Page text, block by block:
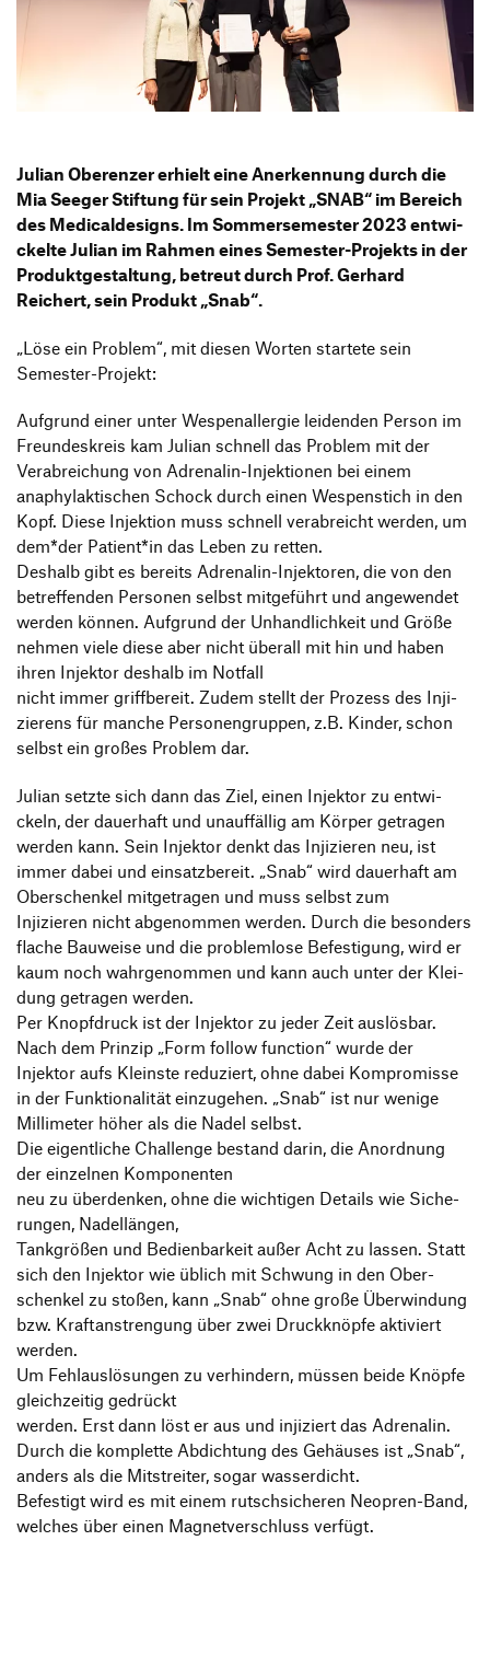
Informationsveranstaltungen
Julian Oberenzer erhielt eine Aner­ken­nung durch die
Mia Seeger Stif­tung für sein Projekt „SNAB“ im Bereich
des Medi­cal­de­signs. Im Sommer­se­mester 2023 entwi­
ckelte Julian im Rahmen eines Semester-Projekts in der
Produkt­ge­stal­tung, betreut durch Prof. Gerhard
Reichert, sein Produkt „Snab“.
„Löse ein Problem“, mit diesen Worten star­tete sein
Semester-Projekt:
Aufgrund einer unter Wespen­all­ergie leidenden Person im
Freun­des­kreis kam Julian schnell das Problem mit der
Verab­rei­chung von Adre­nalin-Injek­tionen bei einem
anaphy­lak­ti­schen Schock durch einen Wespen­stich in den
Kopf. Diese Injek­tion muss schnell verab­reicht werden, um
dem*der Patient*in das Leben zu retten.
Deshalb gibt es bereits Adre­nalin-Injek­toren, die von den
betref­fenden Personen selbst mitge­führt und ange­wendet
werden können. Aufgrund der Unhand­lich­keit und Größe
nehmen viele diese aber nicht überall mit hin und haben
ihren Injektor deshalb im Notfall
nicht immer griff­be­reit. Zudem stellt der Prozess des Inji­
zie­rens für manche Perso­nen­gruppen, z.B. Kinder, schon
selbst ein großes Problem dar.
Julian setzte sich dann das Ziel, einen Injektor zu entwi­
ckeln, der dauer­haft und unauf­fällig am Körper getragen
werden kann. Sein Injektor denkt das Inji­zieren neu, ist
immer dabei und einsatz­be­reit. „Snab“ wird dauer­haft am
Ober­schenkel mitge­tragen und muss selbst zum
Inji­zieren nicht abge­nommen werden. Durch die beson­ders
flache Bauweise und die problem­lose Befes­ti­gung, wird er
kaum noch wahr­ge­nommen und kann auch unter der Klei­
dung getragen werden.
Per Knopf­druck ist der Injektor zu jeder Zeit auslösbar.
Nach dem Prinzip „Form follow func­tion“ wurde der
Injektor aufs Kleinste redu­ziert, ohne dabei Kompro­misse
in der Funk­tio­na­lität einzu­gehen. „Snab“ ist nur wenige
Milli­meter höher als die Nadel selbst.
Die eigent­liche Chall­enge bestand darin, die Anord­nung
der einzelnen Komponenten
neu zu über­denken, ohne die wich­tigen Details wie Siche­
rungen, Nadellängen,
Tank­größen und Bedien­bar­keit außer Acht zu lassen. Statt
sich den Injektor wie üblich mit Schwung in den Ober­
schenkel zu stoßen, kann „Snab“ ohne große Über­win­dung
bzw. Kraft­an­stren­gung über zwei Druck­knöpfe akti­viert
werden.
Um Fehl­aus­lö­sungen zu verhin­dern, müssen beide Knöpfe
gleich­zeitig gedrückt
werden. Erst dann löst er aus und inji­ziert das Adre­nalin.
Durch die komplette Abdich­tung des Gehäuses ist „Snab“,
anders als die Mitstreiter, sogar wasserdicht.
Befes­tigt wird es mit einem rutsch­si­cheren Neopren-Band,
welches über einen Magnet­ver­schluss verfügt.